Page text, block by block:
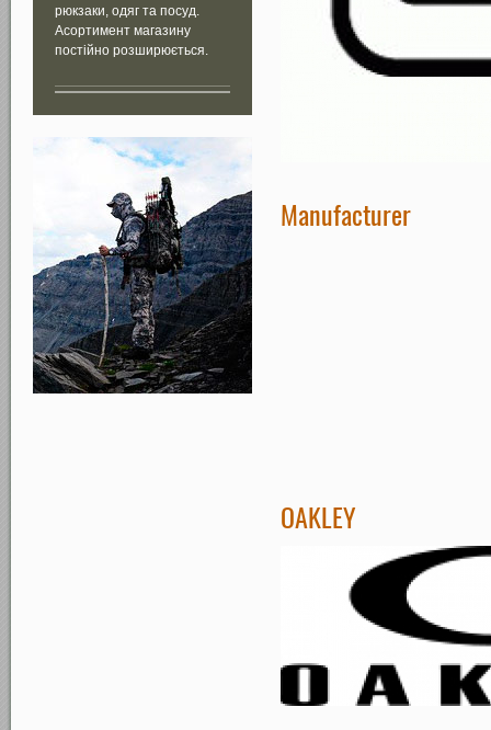
рюкзаки, одяг та посуд.
Асортимент магазину
постійно розширюється.
Manufacturer
OAKLEY